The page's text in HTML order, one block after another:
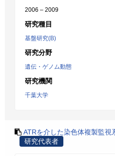
2006 – 2009
研究種目
基盤研究(B)
研究分野
遺伝・ゲノム動態
研究機関
千葉大学
ATRを介した染色体複製監視
研究代表者